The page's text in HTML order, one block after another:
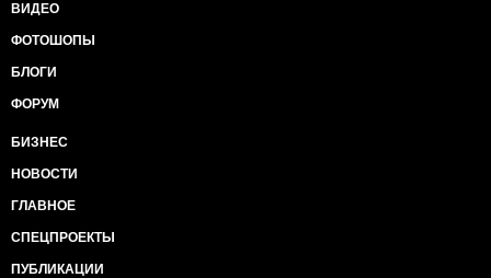
ВИДЕО
ФОТОШОПЫ
БЛОГИ
ФОРУМ
БИЗНЕС
НОВОСТИ
ГЛАВНОЕ
СПЕЦПРОЕКТЫ
ПУБЛИКАЦИИ